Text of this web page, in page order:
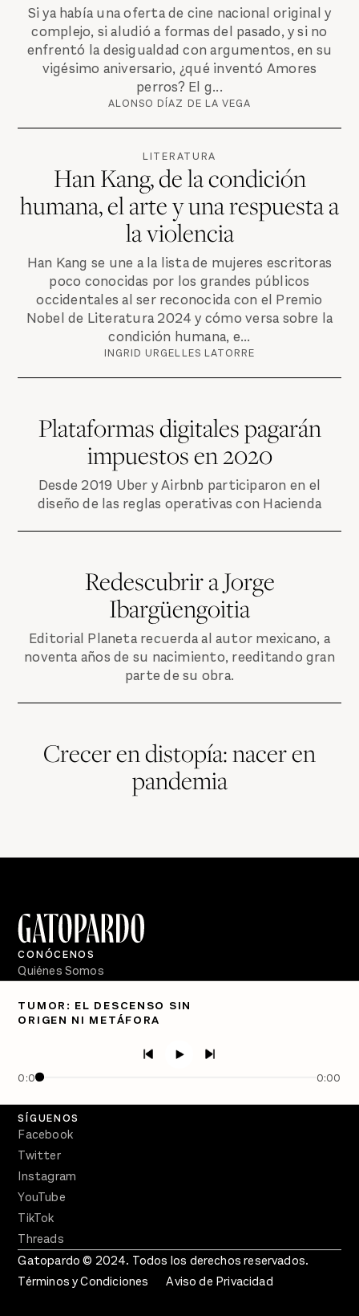
Si ya había una oferta de cine nacional original y
complejo, si aludió a formas del pasado, y si no
enfrentó la desigualdad con argumentos, en su
vigésimo aniversario, ¿qué inventó Amores
perros? El g...
ALONSO DÍAZ DE LA VEGA
LITERATURA
Han Kang, de la condición
humana, el arte y una respuesta a
la violencia
Han Kang se une a la lista de mujeres escritoras
poco conocidas por los grandes públicos
occidentales al ser reconocida con el Premio
Nobel de Literatura 2024 y cómo versa sobre la
condición humana, e...
INGRID URGELLES LATORRE
Plataformas digitales pagarán
impuestos en 2020
Desde 2019 Uber y Airbnb participaron en el
diseño de las reglas operativas con Hacienda
Redescubrir a Jorge
Ibargüengoitia
Editorial Planeta recuerda al autor mexicano, a
noventa años de su nacimiento, reeditando gran
parte de su obra.
Crecer en distopía: nacer en
pandemia
TUMOR: EL DESCENSO SIN
ORIGEN NI METÁFORA
0:00 0:00
CONÓCENOS
Quiénes Somos
PÓDCASTS
Crecer en Distopía
SÍGUENOS
Facebook
Twitter
Instagram
YouTube
TikTok
Threads
Gatopardo © 2024. Todos los derechos reservados.
Términos y Condiciones
Aviso de Privacidad